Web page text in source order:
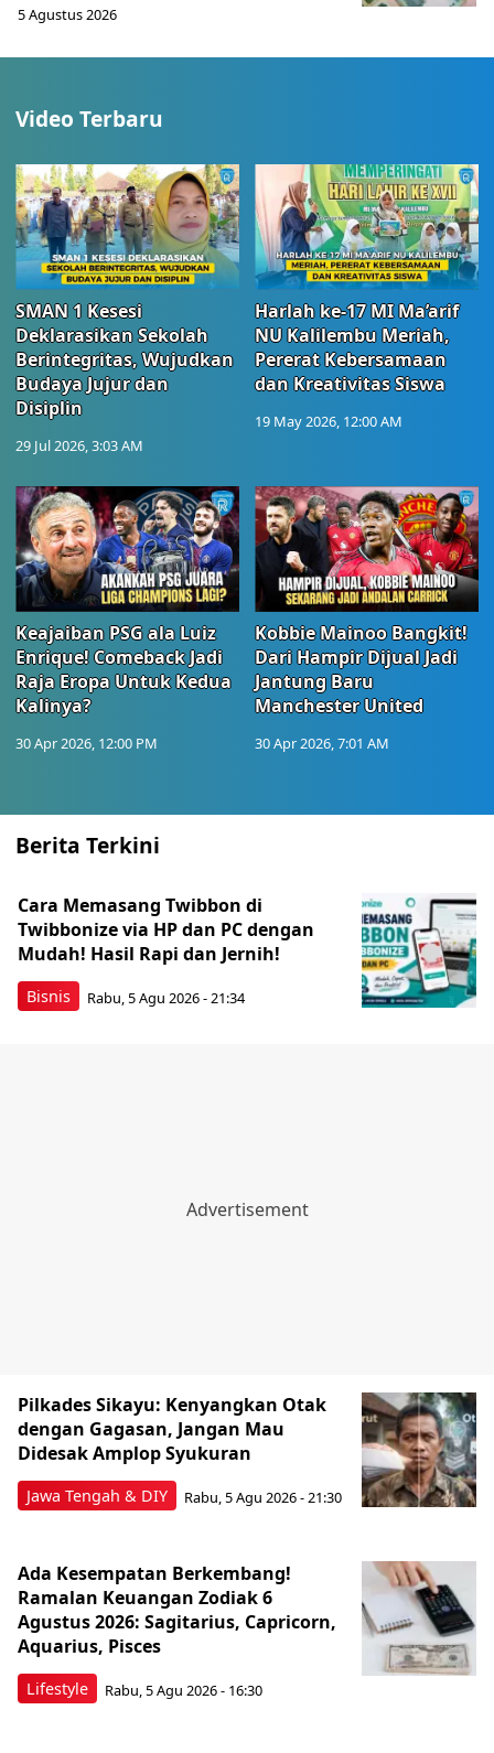
5 Agustus 2026
Video Terbaru
SMAN 1 Kesesi
Deklarasikan Sekolah
Berintegritas, Wujudkan
Budaya Jujur dan
Disiplin
29 Jul 2026, 3:03 AM
Harlah ke-17 MI Ma’arif
NU Kalilembu Meriah,
Pererat Kebersamaan
dan Kreativitas Siswa
19 May 2026, 12:00 AM
Keajaiban PSG ala Luiz
Enrique! Comeback Jadi
Raja Eropa Untuk Kedua
Kalinya?
30 Apr 2026, 12:00 PM
Kobbie Mainoo Bangkit!
Dari Hampir Dijual Jadi
Jantung Baru
Manchester United
30 Apr 2026, 7:01 AM
Berita Terkini
Bisnis
Cara Memasang Twibbon di
Twibbonize via HP dan PC dengan
Mudah! Hasil Rapi dan Jernih!
Rabu, 5 Agu 2026 - 21:34
Jawa Tengah & DIY
Pilkades Sikayu: Kenyangkan Otak
dengan Gagasan, Jangan Mau
Didesak Amplop Syukuran
Rabu, 5 Agu 2026 - 21:30
Lifestyle
Ada Kesempatan Berkembang!
Ramalan Keuangan Zodiak 6
Agustus 2026: Sagitarius, Capricorn,
Aquarius, Pisces
Rabu, 5 Agu 2026 - 16:30